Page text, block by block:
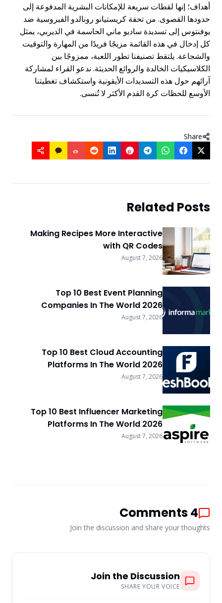
أهداف؛ إنها لقطات سريعة للإمكانات البشرية المدفوعة إلى
حدودها القصوى. من تحفة كريستيانو رونالدو الفيروسية ضد
يوفنتوس إلى تسديدة ساديو ماني الحاسمة في الديربي، يمثل
كل إدخال في هذه القائمة مزيجًا فريدًا من المهارة والتوقيت
والشجاعة. يلتقط تصنيفنا تطور اللعبة، ممزوجًا بين
الكلاسيكيات الخالدة والروائع الحديثة. ندعو القراء لمشاركة
آرائهم حول هذه التسديدات الأيقونية واستكشاف تغطيتنا
الأوسع للحظات كرة القدم الأكثر لا تُنسى.
Share
Related Posts
Making Recipes More Interactive
with QR Codes
August 7, 2026
Top 10 Best Event Planning
Companies In The World 2026
August 7, 2026
Top 10 Best Cloud Accounting
Platforms In The World 2026
August 7, 2026
Top 10 Best Influencer Marketing
Platforms In The World 2026
August 7, 2026
4
Comments
Join the discussion and share your thoughts
Join the Discussion
SHARE YOUR VOICE